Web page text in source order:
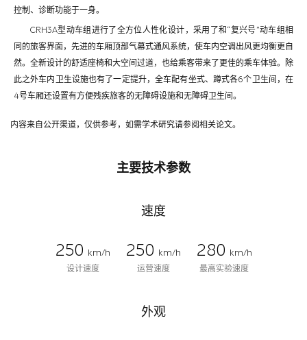
控制、诊断功能于一身。
CRH3A型动车组进行了全方位人性化设计，采用了和“复兴号”动车组相
同的旅客界面，先进的车厢顶部气幕式通风系统，使车内空调出风更均衡更自
然。全新设计的舒适座椅和大空间过道，也给乘客带来了更佳的乘车体验。除
此之外车内卫生设施也有了一定提升，全车配有坐式、蹲式各6个卫生间，在
4号车厢还设置有方便残疾旅客的无障碍设施和无障碍卫生间。
内容来自公开渠道，仅供参考，如需学术研究请参阅相关论文。
主要技术参数
速度
250 km/h
设计速度
250 km/h
运营速度
280 km/h
最高实验速度
外观